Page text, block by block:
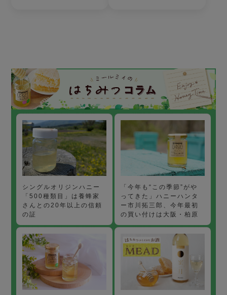
シングルオリジンハニー
「500種類目」は養蜂家
さんとの20年以上の信頼
の証
「今年も“この季節”がや
ってきた」ハニーハンタ
ー市川拓三郎、今年最初
の買い付けは大阪・柏原